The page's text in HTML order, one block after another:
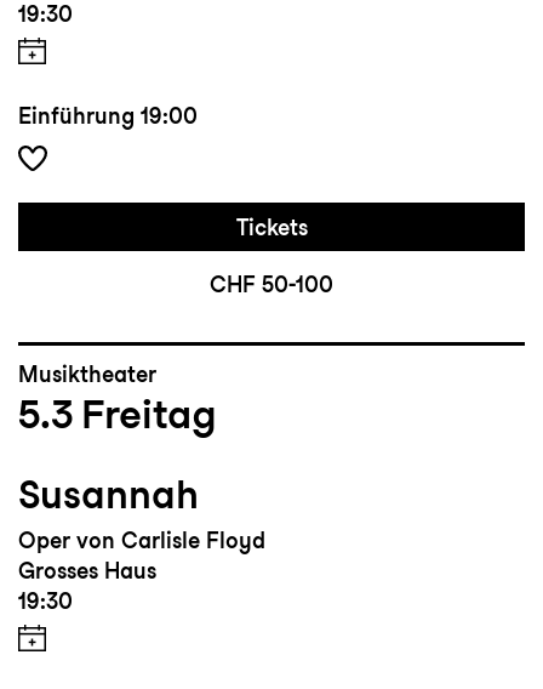
19:30
Einführung 19:00
Tickets
CHF 50-100
Musiktheater
5.3 Freitag
Susannah
Oper von Carlisle Floyd
Grosses Haus
19:30